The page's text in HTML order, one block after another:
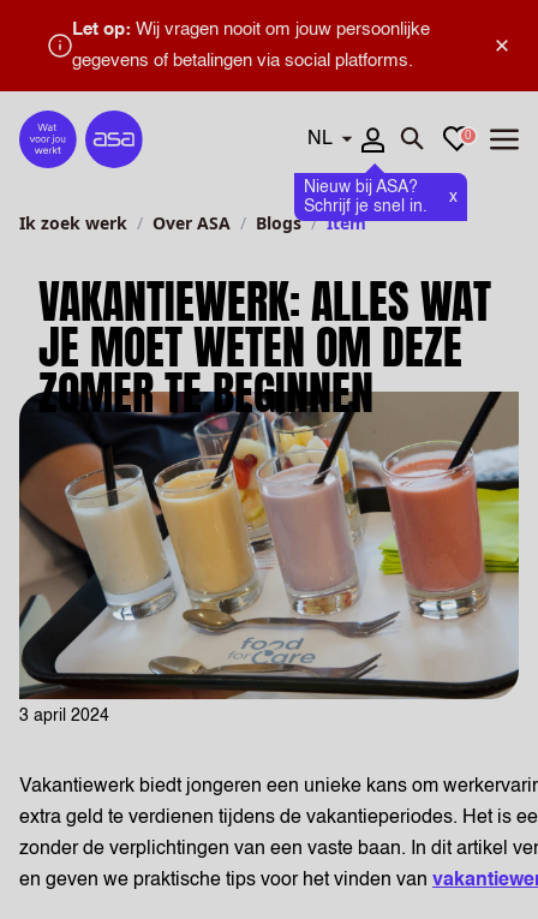
×
Let op: Wij vragen nooit om jouw persoonlijke
gegevens of betalingen via social platforms.
Home
Talen
Nieuw bij ASA?
Schrijf je snel in.
x
Zoeken openen
Favorieten
0
Ik zoek werk Over ASA Blogs Item
VAKANTIEWERK: ALLES WAT
JE MOET WETEN OM DEZE
ZOMER TE BEGINNEN
3 april 2024
Vakantiewerk biedt jongeren een unieke kans om
extra geld te verdienen tijdens de vakantieperiodes. Het is
zonder de verplichtingen van een vaste baan. In dit artikel
en geven we praktische tips voor het vinden van